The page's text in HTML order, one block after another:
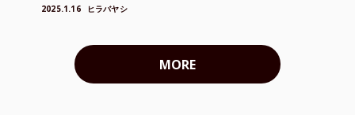
2025.1.16 ヒラバヤシ
MORE